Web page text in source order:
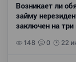
Возникает ли
займу
заключен на три
148 0 22